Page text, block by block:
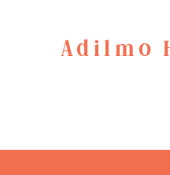
Adilmo